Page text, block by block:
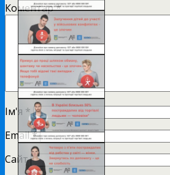
Коментар*
Ім'я *
Email*
Сайт